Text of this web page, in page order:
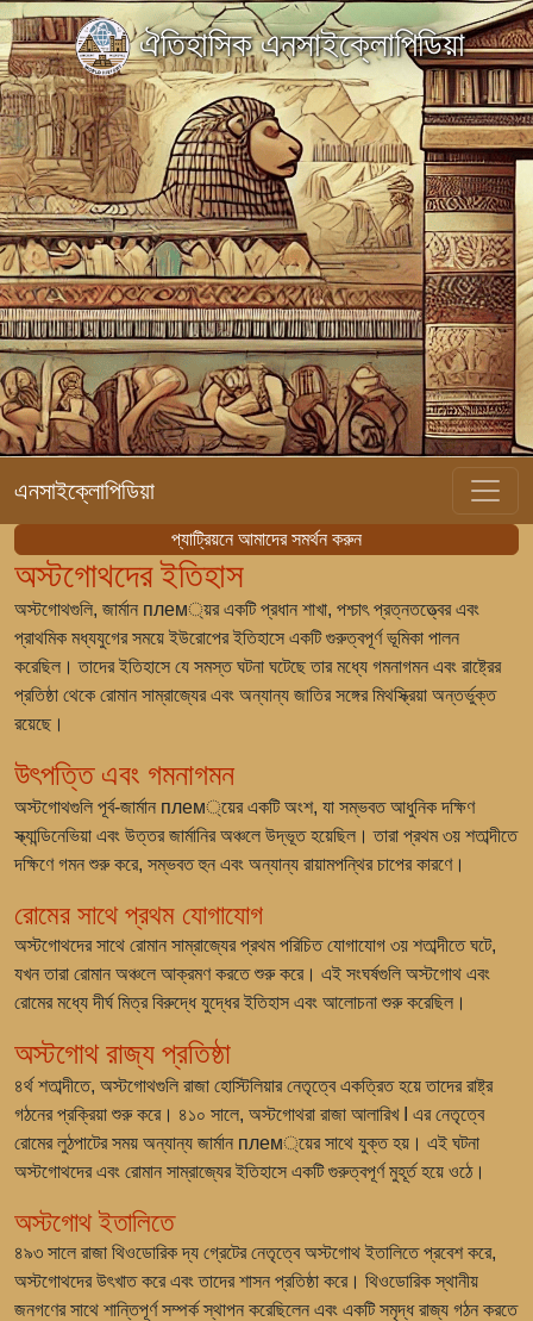
ঐতিহাসিক এনসাইক্লোপিডিয়া
এনসাইক্লোপিডিয়া
প্যাট্রিয়নে আমাদের সমর্থন করুন
অস্টগোথদের ইতিহাস
অস্টগোথগুলি, জার্মান плем্য়র একটি প্রধান শাখা, পশ্চাৎ প্রত্নতত্ত্বের এবং
প্রাথমিক মধ্যযুগের সময়ে ইউরোপের ইতিহাসে একটি গুরুত্বপূর্ণ ভূমিকা পালন
করেছিল। তাদের ইতিহাসে যে সমস্ত ঘটনা ঘটেছে তার মধ্যে গমনাগমন এবং রাষ্ট্রের
প্রতিষ্ঠা থেকে রোমান সাম্রাজ্যের এবং অন্যান্য জাতির সঙ্গের মিথস্ক্রিয়া অন্তর্ভুক্ত
রয়েছে।
উৎপত্তি এবং গমনাগমন
অস্টগোথগুলি পূর্ব-জার্মান плем্য়ের একটি অংশ, যা সম্ভবত আধুনিক দক্ষিণ
স্ক্যান্ডিনেভিয়া এবং উত্তর জার্মানির অঞ্চলে উদ্ভূত হয়েছিল। তারা প্রথম ৩য় শতাব্দীতে
দক্ষিণে গমন শুরু করে, সম্ভবত হুন এবং অন্যান্য রায়ামপন্থির চাপের কারণে।
রোমের সাথে প্রথম যোগাযোগ
অস্টগোথদের সাথে রোমান সাম্রাজ্যের প্রথম পরিচিত যোগাযোগ ৩য় শতাব্দীতে ঘটে,
যখন তারা রোমান অঞ্চলে আক্রমণ করতে শুরু করে। এই সংঘর্ষগুলি অস্টগোথ এবং
রোমের মধ্যে দীর্ঘ মিত্র বিরুদ্ধে যুদ্ধের ইতিহাস এবং আলোচনা শুরু করেছিল।
অস্টগোথ রাজ্য প্রতিষ্ঠা
৪র্থ শতাব্দীতে, অস্টগোথগুলি রাজা হোস্টিলিয়ার নেতৃত্বে একত্রিত হয়ে তাদের রাষ্ট্র
গঠনের প্রক্রিয়া শুরু করে। ৪১০ সালে, অস্টগোথরা রাজা আলারিখ I এর নেতৃত্বে
রোমের লুঠপাটের সময় অন্যান্য জার্মান плем্য়ের সাথে যুক্ত হয়। এই ঘটনা
অস্টগোথদের এবং রোমান সাম্রাজ্যের ইতিহাসে একটি গুরুত্বপূর্ণ মুহূর্ত হয়ে ওঠে।
অস্টগোথ ইতালিতে
৪৯৩ সালে রাজা থিওডোরিক দ্য গ্রেটের নেতৃত্বে অস্টগোথ ইতালিতে প্রবেশ করে,
অস্টগোথদের উৎখাত করে এবং তাদের শাসন প্রতিষ্ঠা করে। থিওডোরিক স্থানীয়
জনগণের সাথে শান্তিপূর্ণ সম্পর্ক স্থাপন করেছিলেন এবং একটি সমৃদ্ধ রাজ্য গঠন করতে